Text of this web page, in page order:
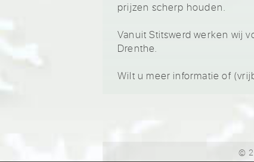
prijzen scherp houden.
Vanuit Stitswerd werken wij
Drenthe.
Wilt u meer informatie of
©